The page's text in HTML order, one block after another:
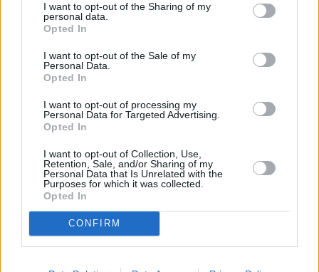
I want to opt-out of the Sharing of my
personal data.
Opted In
I want to opt-out of the Sale of my
Personal Data.
Opted In
I want to opt-out of processing my
Personal Data for Targeted Advertising.
Opted In
I want to opt-out of Collection, Use,
Retention, Sale, and/or Sharing of my
Personal Data that Is Unrelated with the
Purposes for which it was collected.
Opted In
CONFIRM
Πριν 7 ημέρες
70 χρόνια ιστορίας και συγκίνησης για το
Ανδρεάδειο Γυμνάσιο Βροντάδου